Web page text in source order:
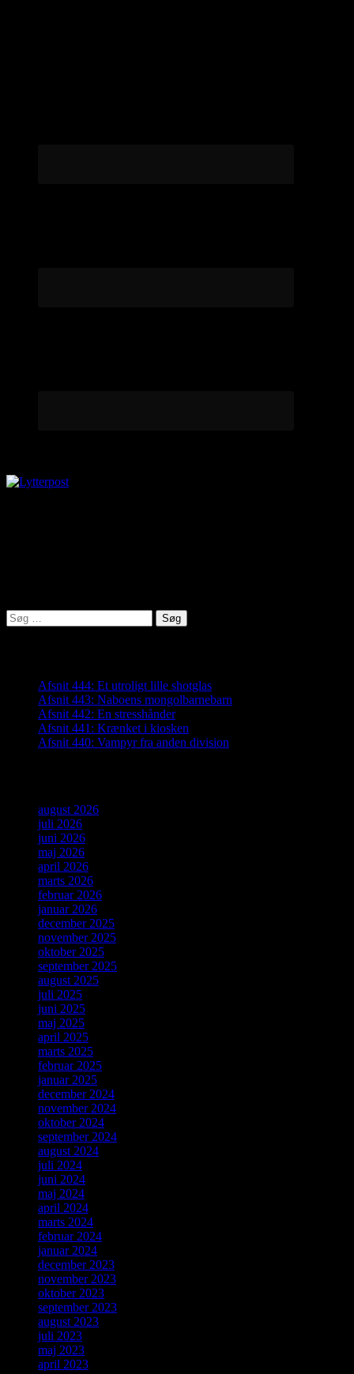
Søg
efter:
Afsnit 444: Et utroligt lille shotglas
Afsnit 443: Naboens mongolbarnebarn
Afsnit 442: En stresshånder
Afsnit 441: Krænket i kiosken
Afsnit 440: Vampyr fra anden division
august 2026
juli 2026
juni 2026
maj 2026
april 2026
marts 2026
februar 2026
januar 2026
december 2025
november 2025
oktober 2025
september 2025
august 2025
juli 2025
juni 2025
maj 2025
april 2025
marts 2025
februar 2025
januar 2025
december 2024
november 2024
oktober 2024
september 2024
august 2024
juli 2024
juni 2024
maj 2024
april 2024
marts 2024
februar 2024
januar 2024
december 2023
november 2023
oktober 2023
september 2023
august 2023
juli 2023
maj 2023
april 2023